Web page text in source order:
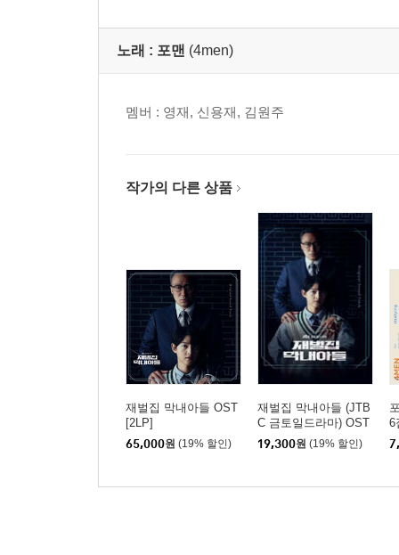
노래 : 포맨 (4men)
멤버 : 영재, 신용재, 김원주
작가의 다른 상품
재벌집 막내아들 OST
[2LP]
65,000원 (19% 할인)
재벌집 막내아들 (JTB
C 금토일드라마) OST
19,300원 (19% 할인)
6